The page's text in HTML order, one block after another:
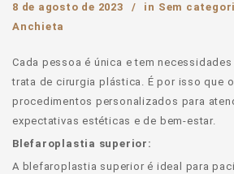
8 de agosto de 2023 in Sem
Anchieta
Cada pessoa é única e tem
trata de cirurgia plástica. É por isso que
procedimentos personalizados para
expectativas estéticas e de bem-estar.
Blefaroplastia superior:
A blefaroplastia superior é ideal para